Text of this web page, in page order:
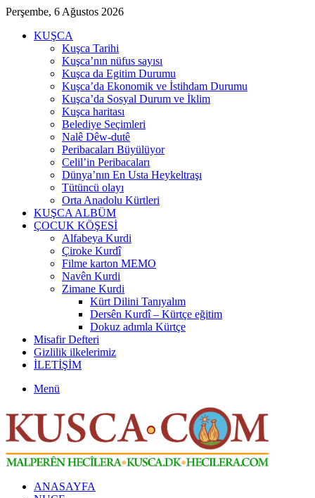
Perşembe, 6 Ağustos 2026
KUŞCA
Kuşca Tarihi
Kuşca’nın nüfus sayısı
Kuşca da Egitim Durumu
Kuşca’da Ekonomik ve İstihdam Durumu
Kuşca’da Sosyal Durum ve İklim
Kuşca haritası
Belediye Seçimleri
Nalê Dêw-dutê
Peribacaları Büyülüyor
Celil’in Peribacaları
Dünya’nın En Usta Heykeltraşı
Tütüncü olayı
Orta Anadolu Kürtleri
KUŞCA ALBÜM
ÇOCUK KÖŞESİ
Alfabeya Kurdi
Çiroke Kurdî
Filme karton MEMO
Navên Kurdi
Zimane Kurdi
Kürt Dilini Tanıyalım
Dersên Kurdî – Kürtçe eğitim
Dokuz adımla Kürtçe
Misafir Defteri
Gizlilik ilkelerimiz
İLETİŞİM
Menü
ANASAYFA